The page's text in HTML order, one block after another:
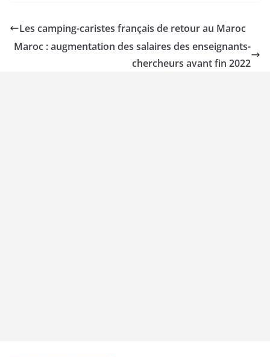
Les camping-caristes français de retour au Maroc
Maroc : augmentation des salaires des enseignants-
chercheurs avant fin 2022